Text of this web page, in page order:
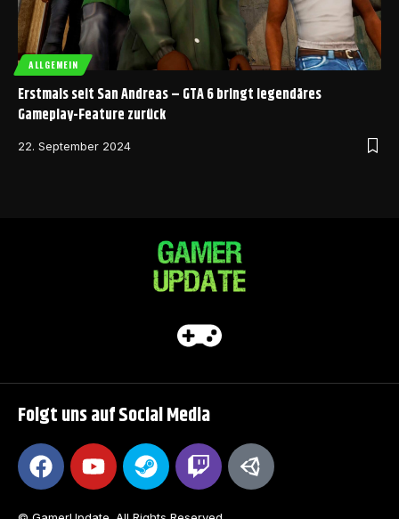
ALLGEMEIN
Erstmals seit San Andreas – GTA 6 bringt legendäres
Gameplay-Feature zurück
22. September 2024
Folgt uns auf Social Media